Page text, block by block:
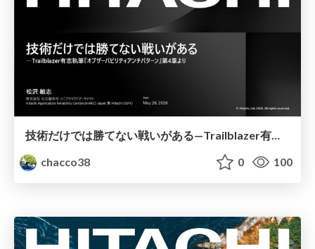
技術だけでは勝てない戦いがある—Trailblazer有志執筆『オブザーバビリティアンチパターン』第4章より
chacco38
0 100